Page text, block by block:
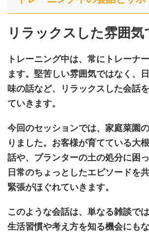
リラックスした雰囲気
トレーニング中は、常にトレーナ
ます。堅苦しい雰囲気ではなく、
味の話など、リラックスした会話
ていきます。
今回のセッションでは、家庭菜園
りました。お客様が育てている大
話や、プランターの土の処分に困っ
日常のちょっとしたエピソードを
緊張がほぐれていきます。
このような会話は、単なる雑談で
生活習慣や考え方を知る機会にも